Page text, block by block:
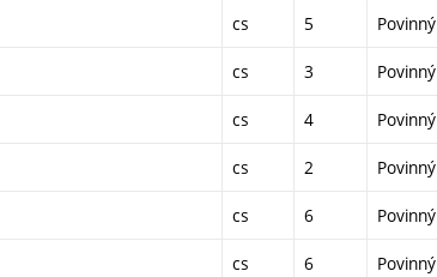
cs 5 Povinný
cs 3 Povinný
cs 4 Povinný
cs 2 Povinný
cs 6 Povinný
cs 6 Povinný